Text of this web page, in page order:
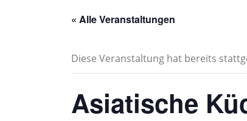
« Alle Veranstaltungen
Diese Veranstaltung hat bereits
Asiatische